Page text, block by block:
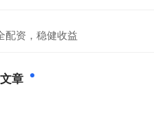
配资，稳健收益
章